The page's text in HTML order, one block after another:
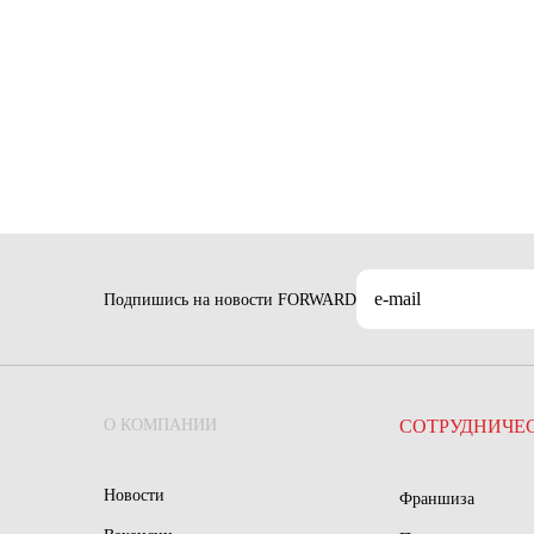
Подпишись на новости FORWARD
О КОМПАНИИ
Новости Франшиза